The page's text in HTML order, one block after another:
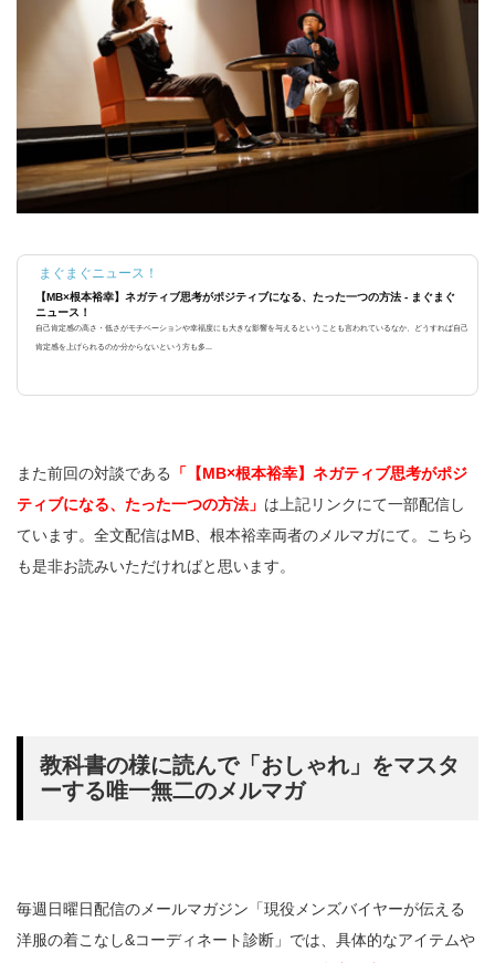
まぐまぐニュース！
【MB×根本裕幸】ネガティブ思考がポジティブになる、たった一つの方法 - まぐまぐ
ニュース！
自己肯定感の高さ・低さがモチベーションや幸福度にも大きな影響を与えるということも言われているなか、どうすれば自己
肯定感を上げられるのか分からないという方も多...
また前回の対談である
「【MB×根本裕幸】ネガティブ思考がポジ
ティブになる、たった一つの方法」 は上記リンクにて一部配信し
ています。全文配信はMB、根本裕幸両者のメルマガにて。こちら
も是非お読みいただければと思います。
教科書の様に読んで「おしゃれ」をマスタ
ーする唯一無二のメルマガ
毎週日曜日配信のメールマガジン「現役メンズバイヤーが伝える
洋服の着こなし&コーディネート診断」では、具体的なアイテムや